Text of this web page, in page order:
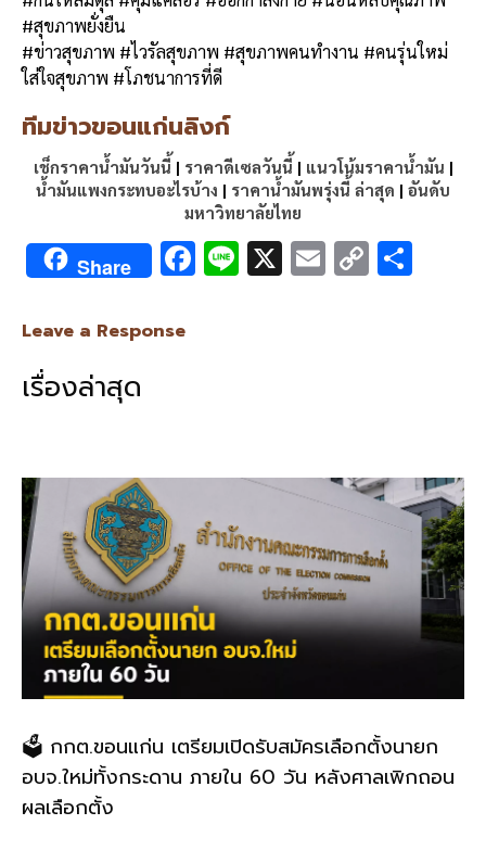
#สุขภาพยั่งยืน
#ข่าวสุขภาพ #ไวรัลสุขภาพ #สุขภาพคนทำงาน #คนรุ่นใหม่
ใส่ใจสุขภาพ #โภชนาการที่ดี
ทีมข่าวขอนแก่นลิงก์
เช็กราคาน้ำมันวันนี้ | ราคาดีเซลวันนี้ | แนวโน้มราคาน้ำมัน |
น้ำมันแพงกระทบอะไรบ้าง | ราคาน้ำมันพรุ่งนี้ ล่าสุด | อันดับ
มหาวิทยาลัยไทย
Share F
k
Li X E C
Leave a Response
เรื่องล่าสุด
🗳️ กกต.ขอนแก่น เตรียมเปิดรับสมัครเลือกตั้งนายก
อบจ.ใหม่ทั้งกระดาน ภายใน 60 วัน หลังศาลเพิกถอน
ผลเลือกตั้ง